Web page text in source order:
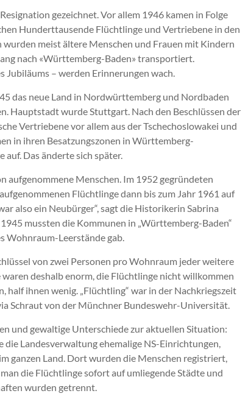
gezeichnet. Vor allem 1946 kamen in Folge
Hunderttausende Flüchtlinge und Vertriebene in den
meist ältere Menschen und Frauen mit Kindern
nach «Württemberg-Baden» transportiert.
Jubiläums – werden Erinnerungen wach.
das neue Land in Nordwürttemberg und Nordbaden
Hauptstadt wurde Stuttgart. Nach den Beschlüssen der
Vertriebene vor allem aus der Tschechoslowakei und
in ihren Besatzungszonen in Württemberg-
Das änderte sich später.
aufgenommene Menschen. Im 1952 gegründeten
Flüchtlinge dann bis zum Jahr 1961 auf
also ein Neubürger“, sagt die Historikerin Sabrina
mussten die Kommunen in „Württemberg-Baden“
Wohnraum-Leerstände gab.
von zwei Personen pro Wohnraum jeder weitere
deshalb enorm, die Flüchtlinge nicht willkommen
half ihnen wenig. „Flüchtling“ war in der Nachkriegszeit
Schraut von der Münchner Bundeswehr-Universität.
und gewaltige Unterschiede zur aktuellen Situation:
die Landesverwaltung ehemalige NS-Einrichtungen,
ganzen Land. Dort wurden die Menschen registriert,
die Flüchtlinge sofort auf umliegende Städte und
wurden getrennt.